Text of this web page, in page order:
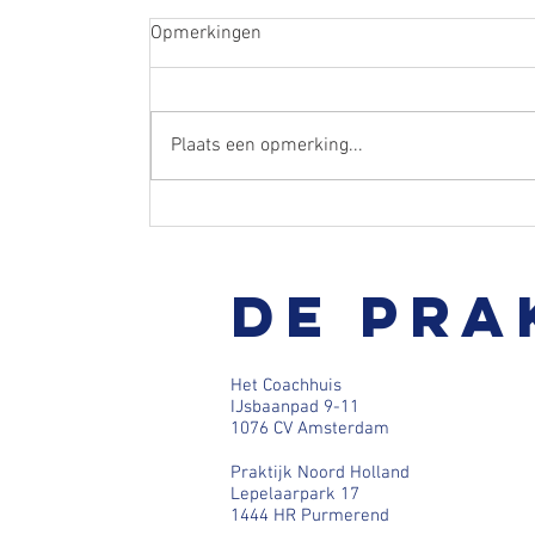
Hoe helpt de IEMT techniek bij het
van emotionele blokkades?
Opmerkingen
Plaats een opmerking...
De
Het Coachhuis
IJsbaanpad 9-11
1076 CV Amsterdam
Praktijk Noord Holland
Lepelaarpark 17
1444 HR Purmerend